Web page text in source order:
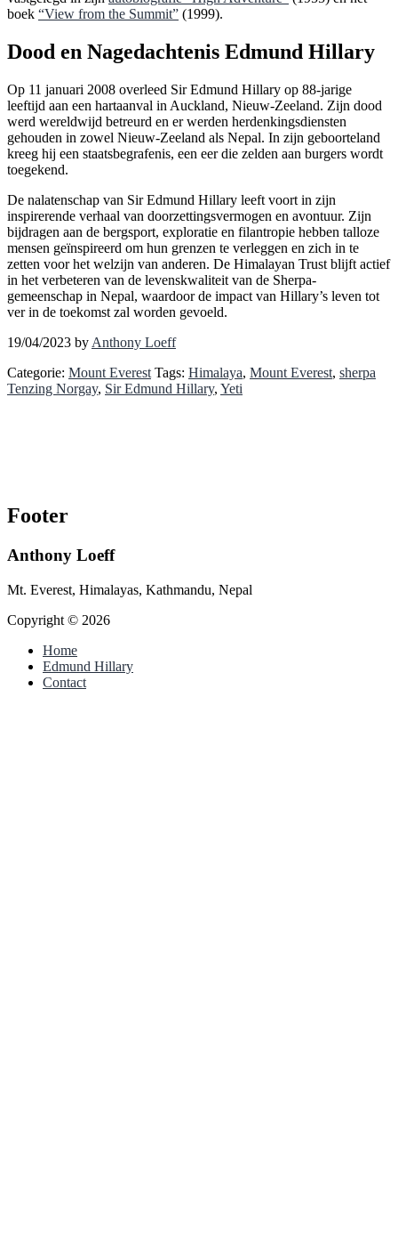
boek “View from the Summit” (1999).
Dood en Nagedachtenis Edmund Hillary
Op 11 januari 2008 overleed Sir Edmund Hillary op 88-jarige
leeftijd aan een hartaanval in Auckland, Nieuw-Zeeland. Zijn dood
werd wereldwijd betreurd en er werden herdenkingsdiensten
gehouden in zowel Nieuw-Zeeland als Nepal. In zijn geboorteland
kreeg hij een staatsbegrafenis, een eer die zelden aan burgers wordt
toegekend.
De nalatenschap van Sir Edmund Hillary leeft voort in zijn
inspirerende verhaal van doorzettingsvermogen en avontuur. Zijn
bijdragen aan de bergsport, exploratie en filantropie hebben talloze
mensen geïnspireerd om hun grenzen te verleggen en zich in te
zetten voor het welzijn van anderen. De Himalayan Trust blijft actief
in het verbeteren van de levenskwaliteit van de Sherpa-
gemeenschap in Nepal, waardoor de impact van Hillary’s leven tot
ver in de toekomst zal worden gevoeld.
19/04/2023 by Anthony Loeff
Categorie: Mount Everest Tags: Himalaya, Mount Everest, sherpa
Tenzing Norgay, Sir Edmund Hillary, Yeti
Footer
Anthony Loeff
Mt. Everest, Himalayas, Kathmandu, Nepal
Copyright © 2026
Home
Edmund Hillary
Contact